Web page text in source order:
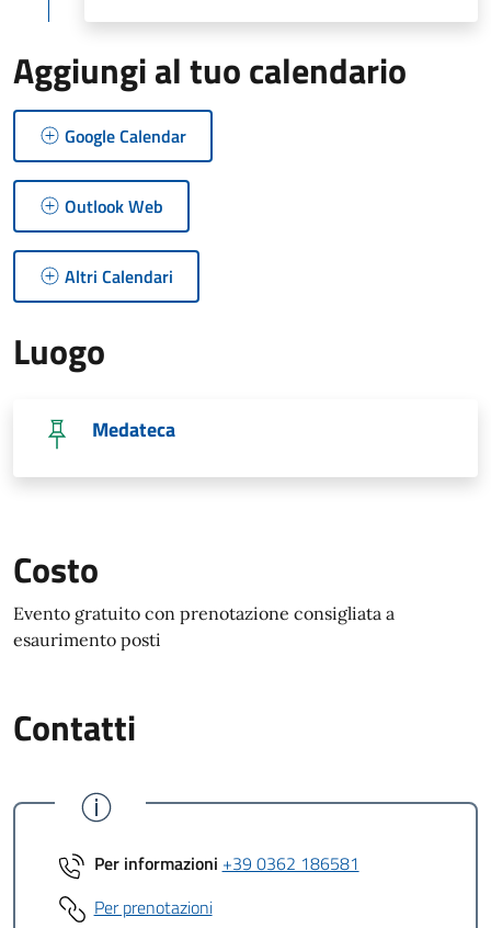
Aggiungi al tuo calendario
Google Calendar
Outlook Web
Altri Calendari
Luogo
Medateca
Costo
Evento gratuito con prenotazione consigliata a
esaurimento posti
Contatti
Per informazioni +39 0362 186581
Per prenotazioni